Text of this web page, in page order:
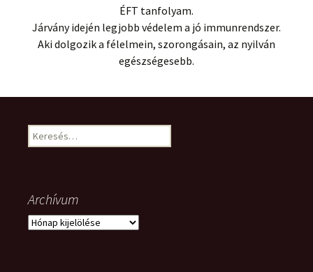
ÉFT tanfolyam.
Járvány idején legjobb védelem a jó immunrendszer.
Aki dolgozik a félelmein, szorongásain, az nyilván
egészségesebb.
Keresés:
Archívum
Archívum